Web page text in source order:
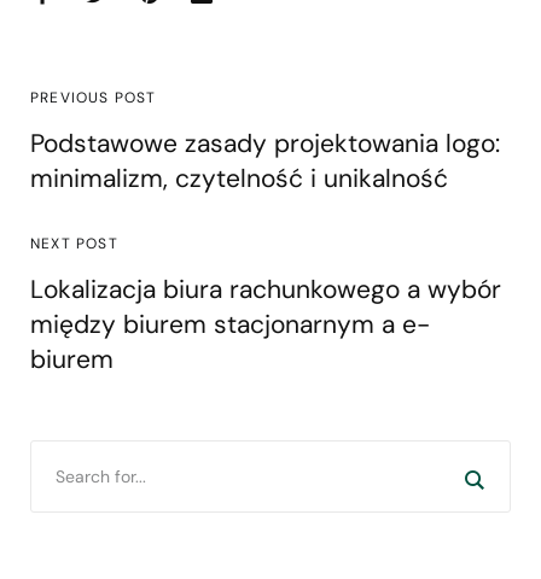
PREVIOUS POST
Podstawowe zasady projektowania logo:
minimalizm, czytelność i unikalność
NEXT POST
Lokalizacja biura rachunkowego a wybór
między biurem stacjonarnym a e-
biurem